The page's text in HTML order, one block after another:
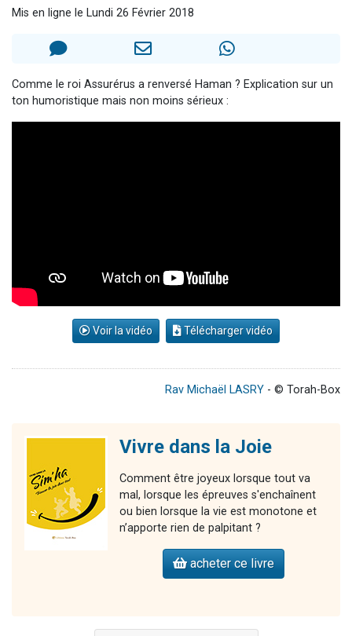
6 personnes viennent de faire un don pour 5 enfants déjà orphelins risquent de perdre leur maman
Il reste 49 places pour étudier en groupe sur Zoom
3 personnes viennent de faire un don pour Diane, 80 ans, dans un appartement insalubre
Mis en ligne le Lundi 26 Février 2018
Comme le roi Assurérus a renversé Haman ? Explication sur un
ton humoristique mais non moins sérieux :
Voir la vidéo Télécharger vidéo
Rav Michaël LASRY - © Torah-Box
Vivre dans la Joie
Comment être joyeux lorsque tout va
mal, lorsque les épreuves s'enchaînent
ou bien lorsque la vie est monotone et
n’apporte rien de palpitant ?
acheter ce livre